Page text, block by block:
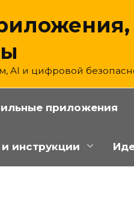
AI и цифровой
приложения
инструкции